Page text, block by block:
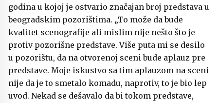
godina u kojoj je ostvario značajan broj predstava u
beogradskim pozorištima. „To može da bude
kvalitet scenografije ali mislim nije nešto što je
protiv pozorišne predstave. Više puta mi se desilo
u pozorištu, da na otvorenoj sceni bude aplauz pre
predstave. Moje iskustvo sa tim aplauzom na sceni
nije da je to smetalo komadu, naprotiv, to je bio lep
uvod. Nekad se dešavalo da bi tokom predstave,